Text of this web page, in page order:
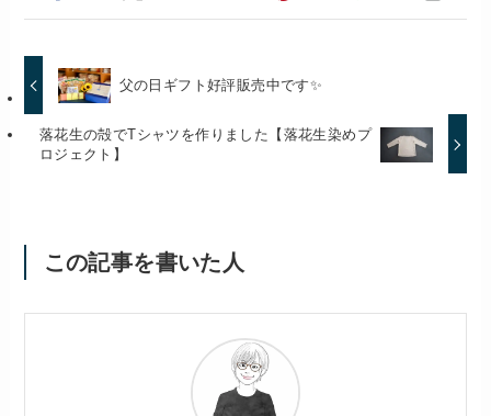
父の日ギフト好評販売中です✨
落花生の殻でTシャツを作りました【落花生染めプ
ロジェクト】
この記事を書いた人